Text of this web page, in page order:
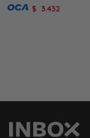
$ 3.432